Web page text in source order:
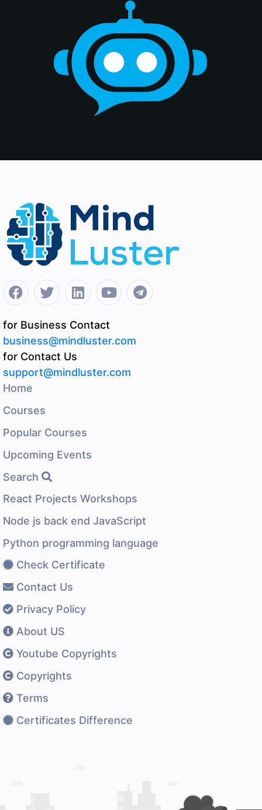
for Business Contact
business@mindluster.com
for Contact Us
support@mindluster.com
Home
Courses
Popular Courses
Upcoming Events
Search
React Projects Workshops
Node js back end JavaScript
Python programming language
Check Certificate
Contact Us
Privacy Policy
About US
Youtube Copyrights
Copyrights
Terms
Certificates Difference